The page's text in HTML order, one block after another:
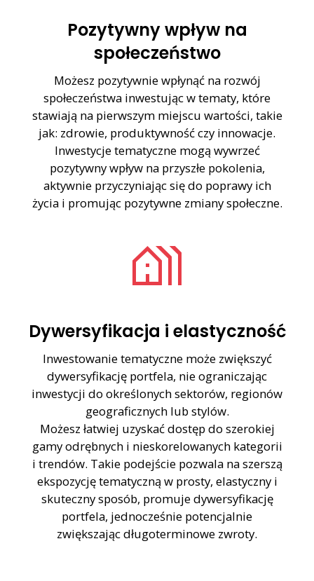
Pozytywny wpływ na
społeczeństwo
Możesz pozytywnie wpłynąć na rozwój
społeczeństwa inwestując w tematy, które
stawiają na pierwszym miejscu wartości, takie
jak: zdrowie, produktywność czy innowacje.
Inwestycje tematyczne mogą wywrzeć
pozytywny wpływ na przyszłe pokolenia,
aktywnie przyczyniając się do poprawy ich
życia i promując pozytywne zmiany społeczne.
holiday_village
Dywersyfikacja i elastyczność
Inwestowanie tematyczne może zwiększyć
dywersyfikację portfela, nie ograniczając
inwestycji do określonych sektorów, regionów
geograficznych lub stylów.
Możesz łatwiej uzyskać dostęp do szerokiej
gamy odrębnych i nieskorelowanych kategorii
i trendów. Takie podejście pozwala na szerszą
ekspozycję tematyczną w prosty, elastyczny i
skuteczny sposób, promuje dywersyfikację
portfela, jednocześnie potencjalnie
zwiększając długoterminowe zwroty.